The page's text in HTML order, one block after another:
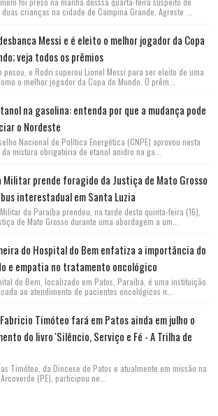
crianças na cidade de Campina Grande, Agreste ...
Messi e é eleito o melhor jogador da Copa
veja todos os prêmios
pesou, e Rodri superou Lionel Messi para ser eleito de uma
o melhor jogador da Copa do Mundo. O prêm...
na gasolina: entenda por que a mudança pode
o Nordeste
Nacional de Política Energética (CNPE) aprovou nesta
mistura obrigatória de etanol anidro na ga...
Militar prende foragido da Justiça de Mato Grosso
interestadual em Santa Luzia
da Paraíba prendeu, na tarde desta quinta-feira (16),
de Mato Grosso durante uma abordagem a um...
do Hospital do Bem enfatiza a importância do
e empatia no tratamento oncológico
do Bem, localizado em Patos, Paraíba, é uma instituição
ao atendimento de pacientes oncológicos n...
Timóteo fará em Patos ainda em julho o
do livro 'Silêncio, Serviço e Fé - A Trilha de
Timóteo, da Diocese de Patos e atualmente em missão na
(PE), participou ne...